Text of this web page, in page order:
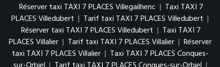
Réserver taxi TAXI 7 PLACES Villegailhenc | Taxi TAXI 7
PLACES Villedubert | Tarif taxi TAXI 7 PLACES Villedubert |
Réserver taxi TAXI 7 PLACES Villedubert | Taxi TAXI 7
PLACES Villalier | Tarif taxi TAXI 7 PLACES Villalier | Réserver
taxi TAXI 7 PLACES Villalier | Taxi TAXI 7 PLACES Conques-